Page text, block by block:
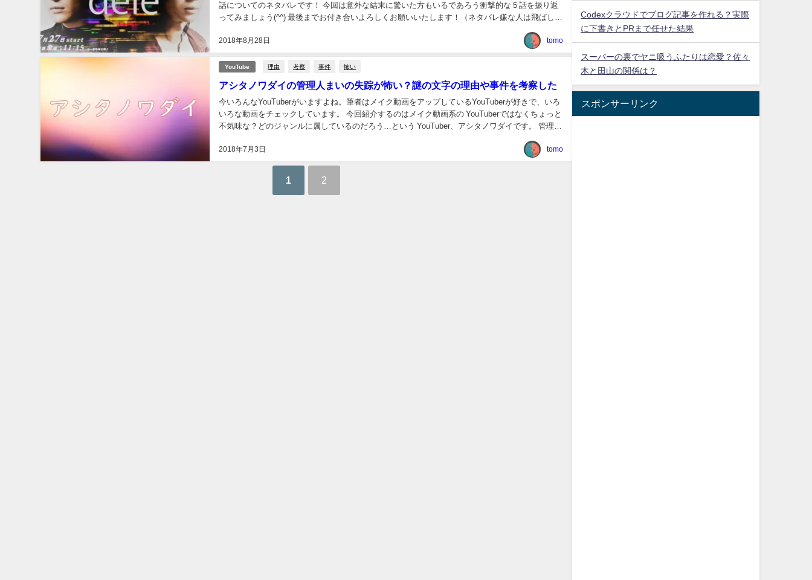
2018年8月28日
話についてのネタバレです！ 今回は意外な結末に驚いた方もいるであろう衝撃的な５話を振り返
ってみましょう(^^) 最後までお付き合いよろしくお願いいたします！（ネタバレ嫌な人は飛ばして
tomo
YouTube 理由 考察 事件 怖い
アシタノワダイの管理人まいの失踪が怖い？謎の文字の理由や事件を考察した
2018年7月3日
今いろんなYouTuberがいますよね。筆者はメイク動画をアップしているYouTuberが好きで、いろ
いろな動画をチェックしています。 今回紹介するのはメイク動画系の YouTuberではなくちょっと
不気味な？どのジャンルに属しているのだろう…という YouTuber、アシタノワダイです。 管理人
tomo
1 2
Codexクラウドでブログ記事を作れる？実際
に下書きとPRまで任せた結果
スーパーの裏でヤニ吸うふたりは恋愛？佐々
木と田山の関係は？
スポンサーリンク